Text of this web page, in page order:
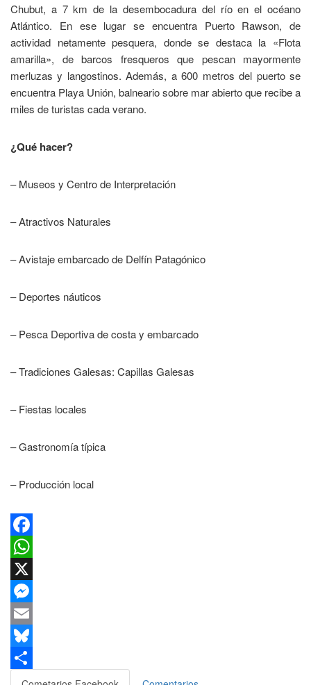
Chubut, a 7 km de la desembocadura del río en el océano
Atlántico. En ese lugar se encuentra Puerto Rawson, de
actividad netamente pesquera, donde se destaca la «Flota
amarilla», de barcos fresqueros que pescan mayormente
merluzas y langostinos. Además, a 600 metros del puerto se
encuentra Playa Unión, balneario sobre mar abierto que recibe a
miles de turistas cada verano.
¿Qué hacer?
– Museos y Centro de Interpretación
– Atractivos Naturales
– Avistaje embarcado de Delfín Patagónico
– Deportes náuticos
– Pesca Deportiva de costa y embarcado
– Tradiciones Galesas: Capillas Galesas
– Fiestas locales
– Gastronomía típica
– Producción local
Facebook
WhatsApp
X
Messenger
Email
Bluesky
Compartir